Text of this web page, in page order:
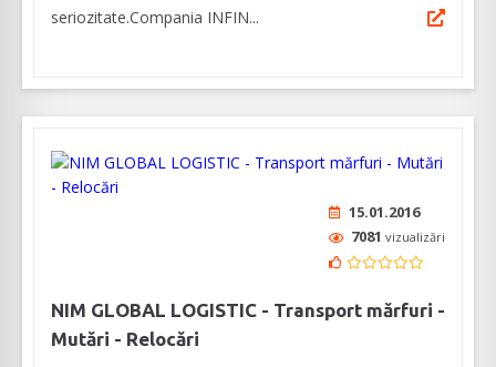
seriozitate.Compania INFIN...
15.01.2016
7081 vizualizări
NIM GLOBAL LOGISTIC - Transport mărfuri -
Mutări - Relocări